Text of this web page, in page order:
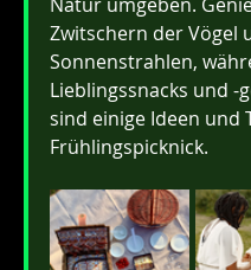
Zwitschern der Vögel
Sonnenstrahlen,
Lieblingssnacks und -
sind einige Ideen und
Frühlingspicknick.